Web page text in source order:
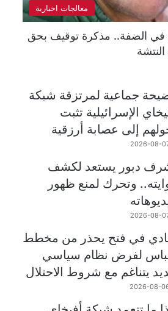
معالجات اخبارية
في الضفة.. مذكرة توقيف بحق
جماعية لمرتزقة شبكة
الإسرائيلية تثبت
إلى عصابة أرزقية
2026-08-
دبور يستعد لكشف
وتحرك لمنع ظهور
2026-08-
في فتح يحذر من مخطط
لفرض نظام سياسي
يتناغم مع شروط الاحتلال
2026-08-